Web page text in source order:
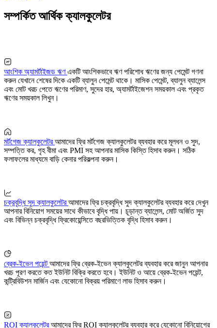
সম্পর্কিত আর্থিক ক্যালকুলেটর
আংশিক অ্যামর্টাইজড ঋণএকটি আংশিকভাবে ঋণ পরিশোধ ঋণের জন্য পেমেন্ট গণনা
করুন যেখানে শেষের দিকে একটি ব্যালুন পেমেন্ট থাকে। মাসিক পেমেন্ট, ব্যালুন ব্যালেন্স
এবং মোট খরচ পেতে ঋণের পরিমাণ, সুদের হার, অ্যামর্টাইজেশন সময়কাল এবং প্রকৃত
ঋণের সময়কাল লিখুন।
মর্টগেজ ক্যালকুলেটরআমাদের ফ্রি মর্টগেজ ক্যালকুলেটর ব্যবহার করে মূলধন ও সুদ,
সম্পত্তি কর, গৃহ বীমা এবং PMI সহ আপনার মাসিক কিস্তি হিসাব করুন। সঠিক
ফলাফলের মাধ্যমে বাড়ি কেনার পরিকল্পনা করুন।
চক্রবৃদ্ধি সুদ ক্যালকুলেটরআমাদের ফ্রি চক্রবৃদ্ধি সুদ ক্যালকুলেটর ব্যবহার করে দেখুন
আপনার বিনিয়োগ সময়ের সাথে কীভাবে বৃদ্ধি পায়। চূড়ান্ত ব্যালেন্স, মোট অর্জিত সুদ
এবং বিভিন্ন চক্রবৃদ্ধি ফ্রিকোয়েন্সিতে বছরভিত্তিক বৃদ্ধি হিসাব করুন।
ব্রেক-ইভেন পয়েন্টআমাদের ফ্রি ব্রেক-ইভেন ক্যালকুলেটর ব্যবহার করে জানুন আপনার
খরচ পূরণ করতে কত ইউনিট বিক্রি করতে হবে। ইউনিট ও আয়ে ব্রেক-ইভেন পয়েন্ট,
কন্ট্রিবিউশন মার্জিন এবং যেকোনো বিক্রয় পরিমাণে লাভ হিসাব করুন।
ROI ক্যালকুলেটরআমাদের ফ্রি ROI ক্যালকুলেটর ব্যবহার করে যেকোনো বিনিয়োগের